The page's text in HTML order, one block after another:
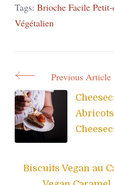
Tags: Brioche Facile
Végétalien
Post
Navigation
Previous Article
Biscuits Vegan au